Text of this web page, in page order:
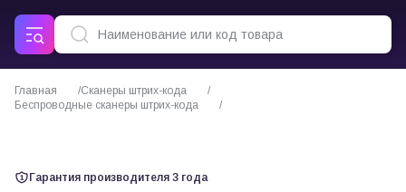
Главная
Сканеры штрих-кода
Беспроводные сканеры штрих-кода
Гарантия производителя 3 года